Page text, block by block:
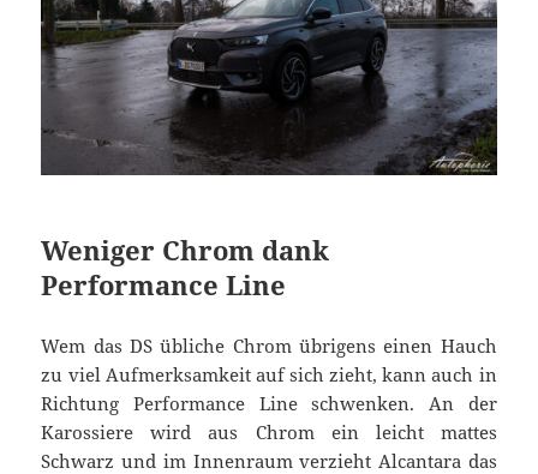
Weniger Chrom dank
Performance Line
Wem das DS übliche Chrom übrigens einen Hauch
zu viel Aufmerksamkeit auf sich zieht, kann auch in
Richtung Performance Line schwenken. An der
Karossiere wird aus Chrom ein leicht mattes
Schwarz und im Innenraum verzieht Alcantara das